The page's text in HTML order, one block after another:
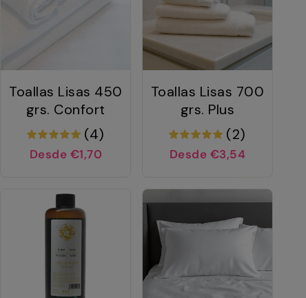
Toallas Lisas 450
grs. Confort
(4)
Desde €1,70
Toallas Lisas 700
grs. Plus
(2)
Desde €3,54